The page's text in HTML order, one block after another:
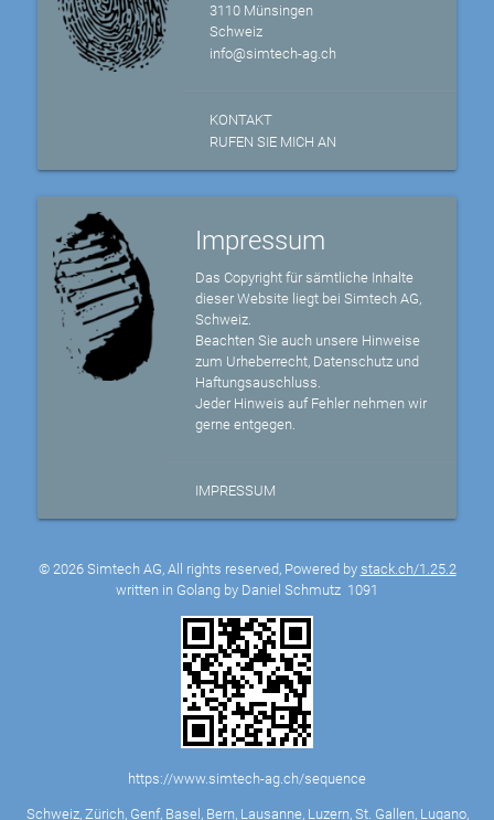
3110 Münsingen
Schweiz
info@simtech-ag.ch
KONTAKT
RUFEN SIE MICH AN
Impressum
Das Copyright für sämtliche Inhalte
dieser Website liegt bei Simtech AG,
Schweiz.
Beachten Sie auch unsere Hinweise
zum Urheberrecht, Datenschutz und
Haftungsauschluss.
Jeder Hinweis auf Fehler nehmen wir
gerne entgegen.
IMPRESSUM
© 2026 Simtech AG, All rights reserved, Powered by stack.ch/1.25.2
written in Golang by Daniel Schmutz 1091
https://www.simtech-ag.ch/sequence
Schweiz, Zürich, Genf, Basel, Bern, Lausanne, Luzern, St. Gallen, Lugano,